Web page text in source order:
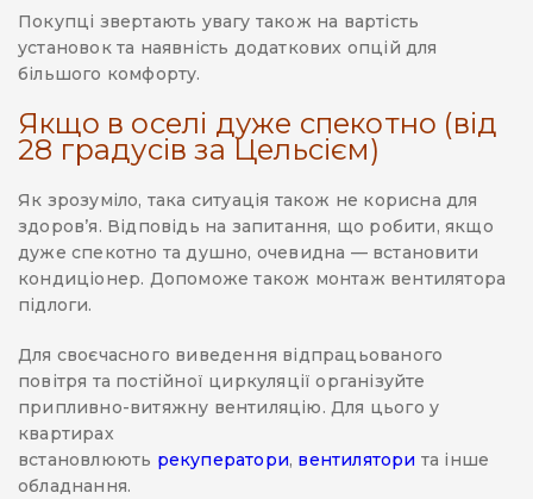
Покупці звертають увагу також на вартість
установок та наявність додаткових опцій для
більшого комфорту.
Якщо в оселі дуже спекотно (від
28 градусів за Цельсієм)
Як зрозуміло, така ситуація також не корисна для
здоров’я. Відповідь на запитання, що робити, якщо
дуже спекотно та душно, очевидна — встановити
кондиціонер. Допоможе також монтаж вентилятора
підлоги.
Для своєчасного виведення відпрацьованого
повітря та постійної циркуляції організуйте
припливно-витяжну вентиляцію. Для цього у
квартирах
встановлюють рекуператори, вентилятори та інше
обладнання.